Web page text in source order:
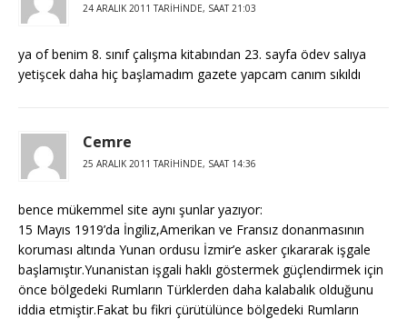
24 ARALIK 2011 TARIHINDE, SAAT 21:03
ya of benim 8. sınıf çalışma kitabından 23. sayfa ödev salıya
yetişcek daha hiç başlamadım gazete yapcam canım sıkıldı
Cemre
25 ARALIK 2011 TARIHINDE, SAAT 14:36
bence mükemmel site aynı şunlar yazıyor:
15 Mayıs 1919’da İngiliz,Amerikan ve Fransız donanmasının
koruması altında Yunan ordusu İzmir’e asker çıkararak işgale
başlamıştır.Yunanistan işgali haklı göstermek güçlendirmek için
önce bölgedeki Rumların Türklerden daha kalabalık olduğunu
iddia etmiştir.Fakat bu fikri çürütülünce bölgedeki Rumların